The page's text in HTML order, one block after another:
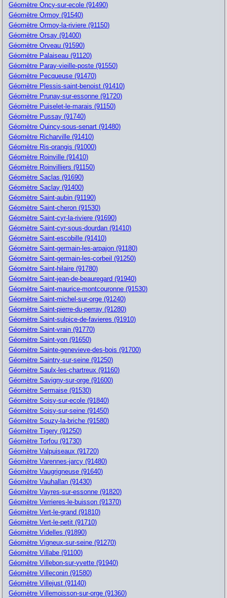
Géomètre Oncy-sur-ecole (91490)
Géomètre Ormoy (91540)
Géomètre Ormoy-la-riviere (91150)
Géomètre Orsay (91400)
Géomètre Orveau (91590)
Géomètre Palaiseau (91120)
Géomètre Paray-vieille-poste (91550)
Géomètre Pecqueuse (91470)
Géomètre Plessis-saint-benoist (91410)
Géomètre Prunay-sur-essonne (91720)
Géomètre Puiselet-le-marais (91150)
Géomètre Pussay (91740)
Géomètre Quincy-sous-senart (91480)
Géomètre Richarville (91410)
Géomètre Ris-orangis (91000)
Géomètre Roinville (91410)
Géomètre Roinvilliers (91150)
Géomètre Saclas (91690)
Géomètre Saclay (91400)
Géomètre Saint-aubin (91190)
Géomètre Saint-cheron (91530)
Géomètre Saint-cyr-la-riviere (91690)
Géomètre Saint-cyr-sous-dourdan (91410)
Géomètre Saint-escobille (91410)
Géomètre Saint-germain-les-arpajon (91180)
Géomètre Saint-germain-les-corbeil (91250)
Géomètre Saint-hilaire (91780)
Géomètre Saint-jean-de-beauregard (91940)
Géomètre Saint-maurice-montcouronne (91530)
Géomètre Saint-michel-sur-orge (91240)
Géomètre Saint-pierre-du-perray (91280)
Géomètre Saint-sulpice-de-favieres (91910)
Géomètre Saint-vrain (91770)
Géomètre Saint-yon (91650)
Géomètre Sainte-genevieve-des-bois (91700)
Géomètre Saintry-sur-seine (91250)
Géomètre Saulx-les-chartreux (91160)
Géomètre Savigny-sur-orge (91600)
Géomètre Sermaise (91530)
Géomètre Soisy-sur-ecole (91840)
Géomètre Soisy-sur-seine (91450)
Géomètre Souzy-la-briche (91580)
Géomètre Tigery (91250)
Géomètre Torfou (91730)
Géomètre Valpuiseaux (91720)
Géomètre Varennes-jarcy (91480)
Géomètre Vaugrigneuse (91640)
Géomètre Vauhallan (91430)
Géomètre Vayres-sur-essonne (91820)
Géomètre Verrieres-le-buisson (91370)
Géomètre Vert-le-grand (91810)
Géomètre Vert-le-petit (91710)
Géomètre Videlles (91890)
Géomètre Vigneux-sur-seine (91270)
Géomètre Villabe (91100)
Géomètre Villebon-sur-yvette (91940)
Géomètre Villeconin (91580)
Géomètre Villejust (91140)
Géomètre Villemoisson-sur-orge (91360)